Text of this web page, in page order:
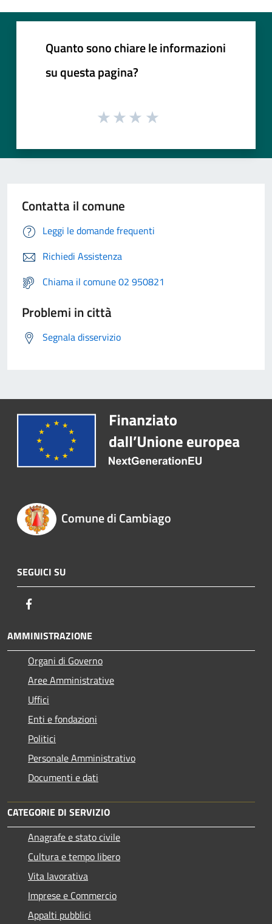
Quanto sono chiare le informazioni
su questa pagina?
Contatta il comune
Leggi le domande frequenti
Richiedi Assistenza
Chiama il comune 02 950821
Problemi in città
Segnala disservizio
Comune di Cambiago
SEGUICI SU
AMMINISTRAZIONE
Organi di Governo
Aree Amministrative
Uffici
Enti e fondazioni
Politici
Personale Amministrativo
Documenti e dati
CATEGORIE DI SERVIZIO
Anagrafe e stato civile
Cultura e tempo libero
Vita lavorativa
Imprese e Commercio
Appalti pubblici